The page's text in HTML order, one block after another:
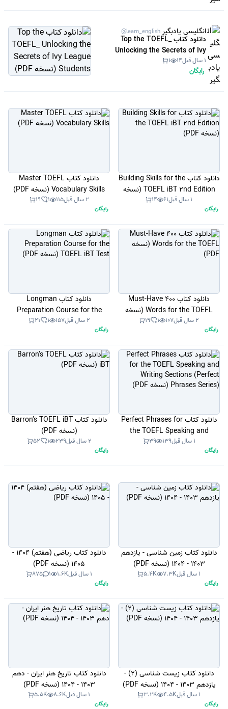
انگلیسی یادبگیر @learn_english
دانلود کتاب Top the TOEFL_
Unlocking the Secrets of Ivy
League Students (نسخه PDF)1 سال قبل 14
1
رایگان
دانلود کتاب Building Skills for the
TOEFL iBT 2nd Edition (نسخه
PDF)
1 سال قبل 61
14
رایگان
دانلود کتاب Master TOEFL
Vocabulary Skills (نسخه PDF)
2 سال قبل 115
1
19
رایگان
دانلود کتاب 400 Must-Have
Words for the TOEFL (نسخه
PDF)
2 سال قبل 107
1
19
رایگان
دانلود کتاب Longman
Preparation Course for the
TOEFL iBT Test (نسخه PDF)
2 سال قبل 157
1
21
رایگان
دانلود کتاب Perfect Phrases for
the TOEFL Speaking and
Writing Sections (Perfect
Phrases Series) (نسخه PDF)
1 سال قبل 139
39
رایگان
دانلود کتاب Barron’s TOEFL iBT
(نسخه PDF)
2 سال قبل 239
1
52
رایگان
دانلود کتاب زمین شناسی - یازدهم
1403 - 1404 (نسخه PDF)
1 سال قبل 7.3K
5.4K
رایگان
دانلود کتاب ریاضی (هفتم) 1404 -
1405 (نسخه PDF)
1 سال قبل 1.6K
1
875
رایگان
دانلود کتاب زیست شناسی (2) -
یازدهم 1403 - 1404 (نسخه PDF)
1 سال قبل 4.5K
3.2K
رایگان
دانلود کتاب تاریخ هنر ایران - دهم
1403 - 1404 (نسخه PDF)
1 سال قبل 8.6K
5.5K
رایگان